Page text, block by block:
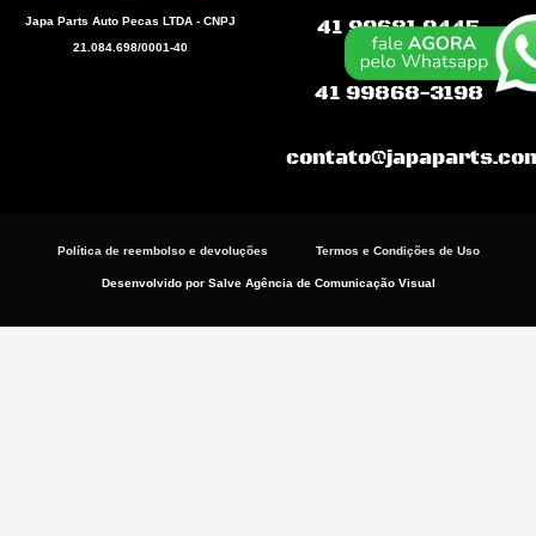
b
s
a
a
Japa Parts Auto Pecas LTDA - CNPJ
21.084.698/0001-40
41 99681.9445
41 99868-3198
Política de reembolso e devoluções Termos e Condições de Uso
Desenvolvido por Salve Agência de Comunicação Visual